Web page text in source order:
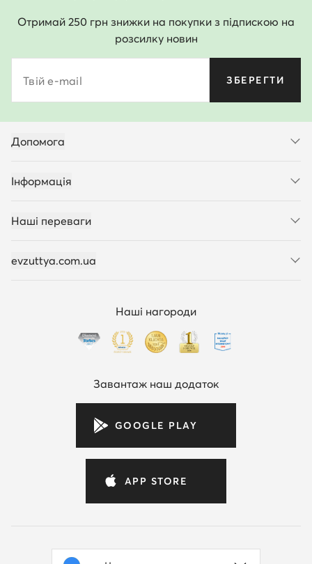
Отримай 250 грн знижки на покупки з підпискою на
розсилку новин
Твій e-mail ЗБЕРЕГТИ
Допомога
Інформація
Наші переваги
evzuttya.com.ua
Наші нагороди
Завантаж наш додаток
GOOGLE PLAY
APP STORE